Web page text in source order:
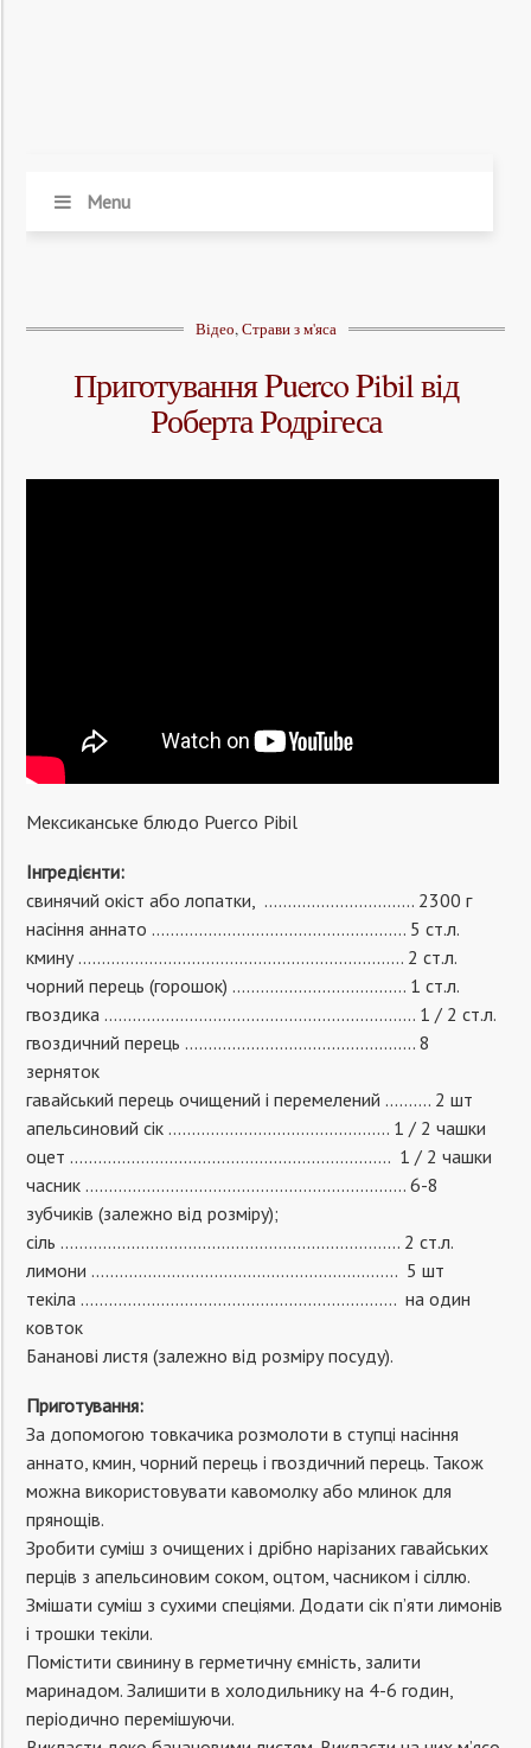
Menu
Відео,Страви з м'яса
Приготування Puerco Pibil від
Роберта Родрігеса
Мексиканське блюдо Puerco Pibil
Інгредієнти:
свинячий окіст або лопатки, ………………………….. 2300 г
насіння аннато ……………………………………………… 5 ст.л.
кмину …………………………………………………………… 2 ст.л.
чорний перець (горошок) ………………………………. 1 ст.л.
гвоздика ………………………………………………………… 1 / 2 ст.л.
гвоздичний перець …………………………………………. 8
зерняток
гавайський перець очищений і перемелений ………. 2 шт
апельсиновий сік ……………………………………….. 1 / 2 чашки
оцет ………………………………………………………….. 1 / 2 чашки
часник ………………………………………………………….. 6-8
зубчиків (залежно від розміру);
сіль ……………………………………………………………… 2 ст.л.
лимони ……………………………………………………….. 5 шт
текіла …………………………………………………………. на один
ковток
Бананові листя (залежно від розміру посуду).
Приготування:
За допомогою товкачика розмолоти в ступці насіння
аннато, кмин, чорний перець і гвоздичний перець. Також
можна використовувати кавомолку або млинок для
прянощів.
Зробити суміш з очищених і дрібно нарізаних гавайських
перців з апельсиновим соком, оцтом, часником і сіллю.
Змішати суміш з сухими спеціями. Додати сік п’яти лимонів
і трошки текіли.
Помістити свинину в герметичну ємність, залити
маринадом. Залишити в холодильнику на 4-6 годин,
періодично перемішуючи.